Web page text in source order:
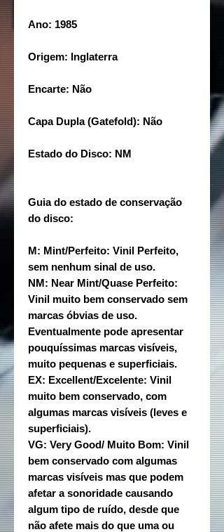
Ano: 1985
Origem: Inglaterra
Encarte: Não
Capa Dupla (Gatefold): Não
Estado do Disco: NM
Guia do estado de conservação
do disco:
M: Mint/Perfeito: Vinil Perfeito,
sem nenhum sinal de uso.
NM: Near Mint/Quase Perfeito:
Vinil muito bem conservado sem
marcas óbvias de uso.
Eventualmente pode apresentar
pouquíssimas marcas visíveis,
muito pequenas e superficiais.
EX: Excellent/Excelente: Vinil
muito bem conservado, com
algumas marcas visíveis (leves e
superficiais).
VG: Very Good/ Muito Bom: Vinil
bem conservado com algumas
marcas visíveis mas que podem
afetar a sonoridade causando
algum tipo de ruído, desde que
não afete mais do que uma ou